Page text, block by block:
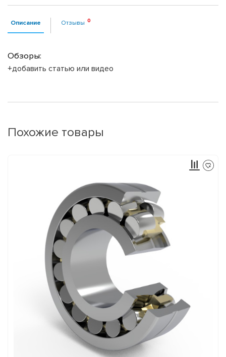
Описание Отзывы
Обзоры:
+добавить статью или видео
Похожие товары